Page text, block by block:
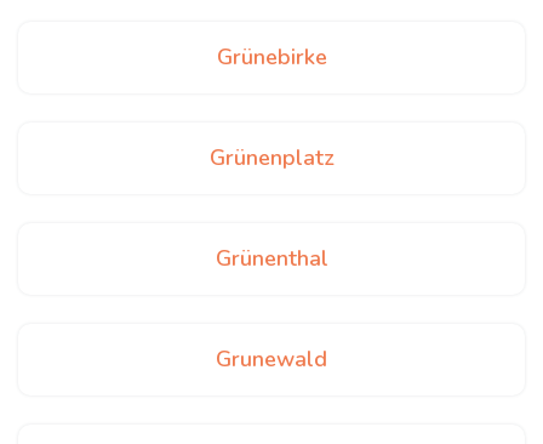
Grünebirke
Grünenplatz
Grünenthal
Grunewald